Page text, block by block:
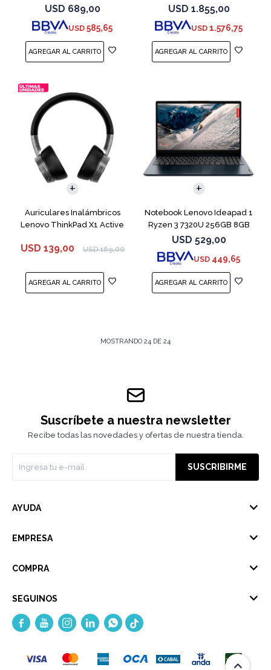
8GB 15.6
USD 689,00
USD 585,65
Gray
USD 1.855,00
USD 1.576,75
Auriculares Inalámbricos
Lenovo ThinkPad X1 Active
USD 139,00 USD 169,00
Notebook Lenovo Ideapad 1
Ryzen 3 7320U 256GB 8GB
Blue 15.6"
USD 529,00
USD 449,65
MOSTRANDO 24 DE 24
Suscríbete a nuestra newsletter
Recibe todas las novedades y ofertas de nuestra tienda.
SUSCRIBIRME
AYUDA
EMPRESA
COMPRA
SEGUINOS
    